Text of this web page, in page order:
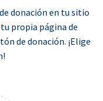
donación en tu sitio
propia página de
de donación. ¡Elige